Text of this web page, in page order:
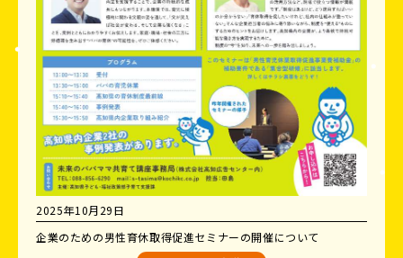
2025年10月29日
企業のための男性育休取得促進セミナーの開催について